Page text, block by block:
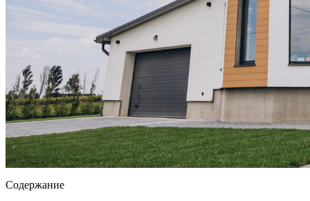
Содержание